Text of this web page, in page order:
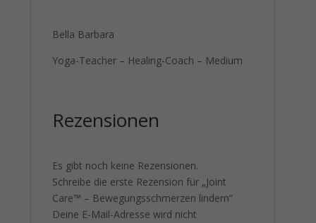
Bella Barbara
Yoga-Teacher – Healing-Coach – Medium
Rezensionen
Es gibt noch keine Rezensionen.
Schreibe die erste Rezension für „Joint
Care™ – Bewegungsschmerzen lindern“
Deine E-Mail-Adresse wird nicht